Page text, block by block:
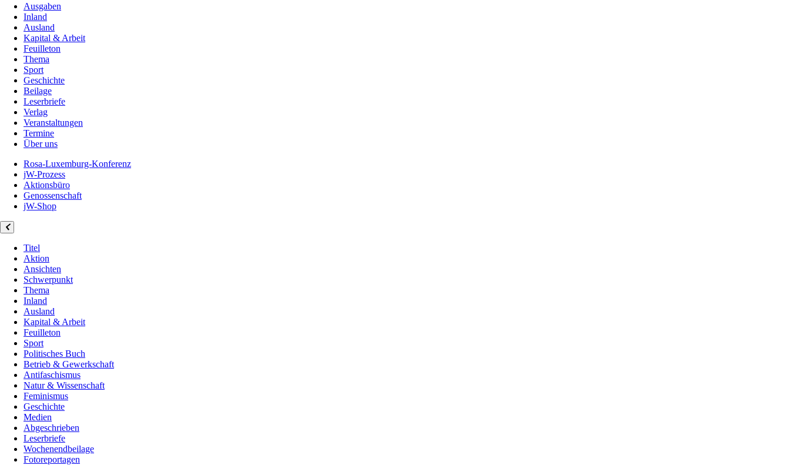
Ausgaben
Inland
Ausland
Kapital & Arbeit
Feuilleton
Thema
Sport
Geschichte
Beilage
Leserbriefe
Verlag
Veranstaltungen
Termine
Über uns
Rosa-Luxemburg-Konferenz
jW-Prozess
Aktionsbüro
Genossenschaft
jW-Shop
Titel
Aktion
Ansichten
Schwerpunkt
Thema
Inland
Ausland
Kapital & Arbeit
Feuilleton
Sport
Politisches Buch
Betrieb & Gewerkschaft
Antifaschismus
Natur & Wissenschaft
Feminismus
Geschichte
Medien
Abgeschrieben
Leserbriefe
Wochenendbeilage
Fotoreportagen